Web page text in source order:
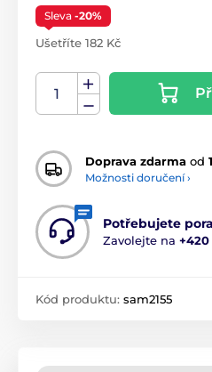
Sleva -20%
Ušetříte 182 Kč
Doprava zdarma od
Možnosti doručení ›
Potřebujete
Zavolejte na +420
Kód produktu: sam2155